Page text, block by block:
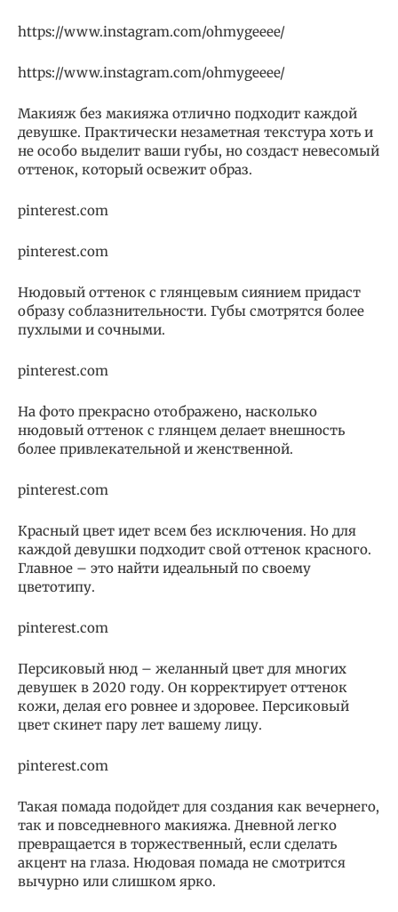
https://www.instagram.com/ohmygeeee/
https://www.instagram.com/ohmygeeee/
Макияж без макияжа отлично подходит каждой
девушке. Практически незаметная текстура хоть и
не особо выделит ваши губы, но создаст невесомый
оттенок, который освежит образ.
pinterest.com
pinterest.com
Нюдовый оттенок с глянцевым сиянием придаст
образу соблазнительности. Губы смотрятся более
пухлыми и сочными.
pinterest.com
На фото прекрасно отображено, насколько
нюдовый оттенок с глянцем делает внешность
более привлекательной и женственной.
pinterest.com
Красный цвет идет всем без исключения. Но для
каждой девушки подходит свой оттенок красного.
Главное – это найти идеальный по своему
цветотипу.
pinterest.com
Персиковый нюд – желанный цвет для многих
девушек в 2020 году. Он корректирует оттенок
кожи, делая его ровнее и здоровее. Персиковый
цвет скинет пару лет вашему лицу.
pinterest.com
Такая помада подойдет для создания как вечернего,
так и повседневного макияжа. Дневной легко
превращается в торжественный, если сделать
акцент на глаза. Нюдовая помада не смотрится
вычурно или слишком ярко.